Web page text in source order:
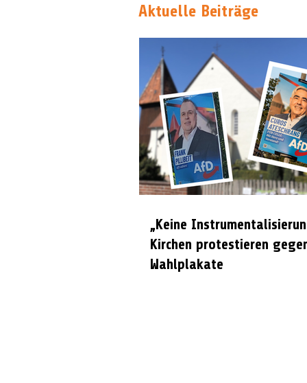
Aktuelle Beiträge
„Keine
Kirchen protestieren
Wahlplakate